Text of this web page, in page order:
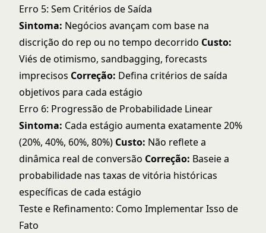
Erro 5: Sem Critérios de Saída
Sintoma: Negócios avançam com base na
discrição do rep ou no tempo decorrido Custo:
Viés de otimismo, sandbagging, forecasts
imprecisos Correção: Defina critérios de saída
objetivos para cada estágio
Erro 6: Progressão de Probabilidade Linear
Sintoma: Cada estágio aumenta exatamente 20%
(20%, 40%, 60%, 80%) Custo: Não reflete a
dinâmica real de conversão Correção: Baseie a
probabilidade nas taxas de vitória históricas
específicas de cada estágio
Teste e Refinamento: Como Implementar Isso de
Fato